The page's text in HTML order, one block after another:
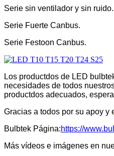
Serie sin ventilador y sin ruido.
Serie Fuerte Canbus.
Serie Festoon Canbus.
Los productdos de LED
necesidades de todos
productdos adecuados,
Gracias a todos por su apoy y
Bulbtek Página:https://
Más vídeos e imágenes en